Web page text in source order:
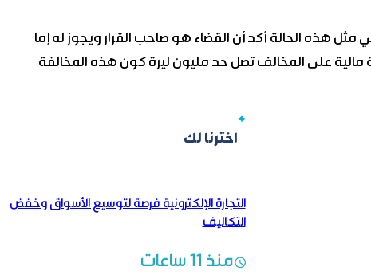
هذه الحالة أكد أن القضاء هو صاحب القرار ويجوز له إما
على المخالف تصل حد مليون ليرة كون هذه المخالفة
اخترنا لك
التجارة الإلكترونية فرصة لتوسيع الأسواق وخفض
التكاليف
منذ 11 ساعات